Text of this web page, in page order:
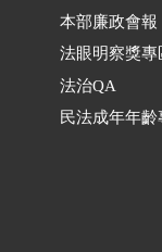
本部廉政會報
法眼明察獎專
法治QA
民法成年年齡